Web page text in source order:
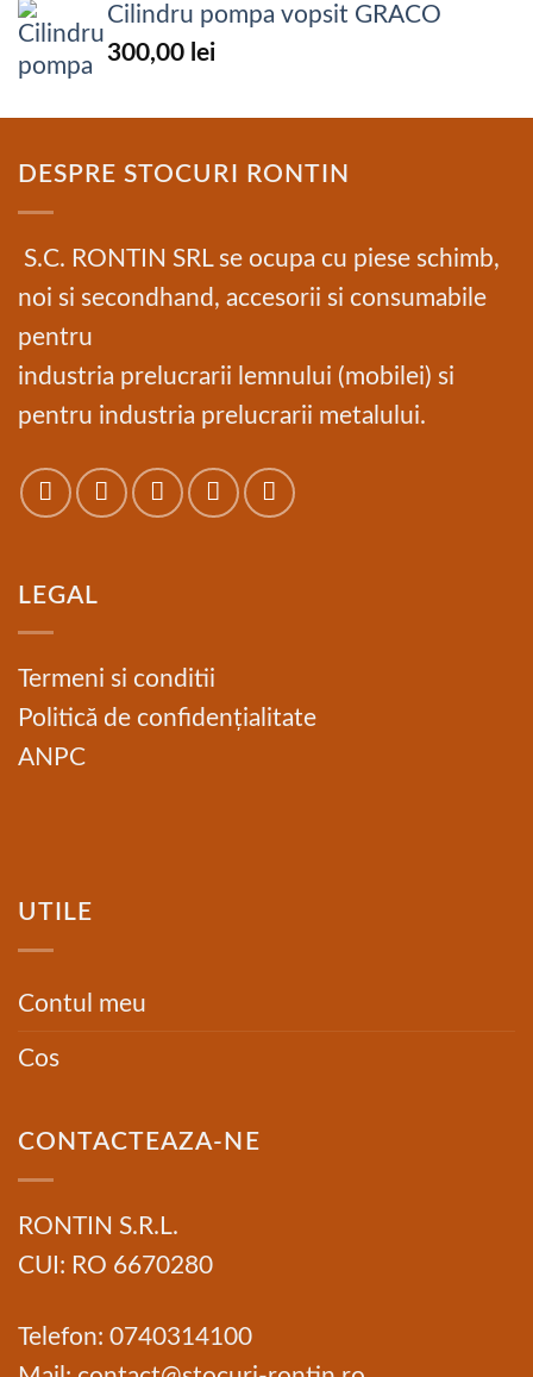
Cilindru pompa vopsit GRACO
300,00 lei
DESPRE STOCURI RONTIN
S.C. RONTIN SRL se ocupa cu piese schimb,
noi si secondhand, accesorii si consumabile
pentru
industria prelucrarii lemnului (mobilei) si
pentru industria prelucrarii metalului.
LEGAL
Termeni si conditii
Politică de confidențialitate
ANPC
UTILE
Contul meu
Cos
CONTACTEAZA-NE
RONTIN S.R.L.
CUI: RO 6670280
Telefon: 0740314100